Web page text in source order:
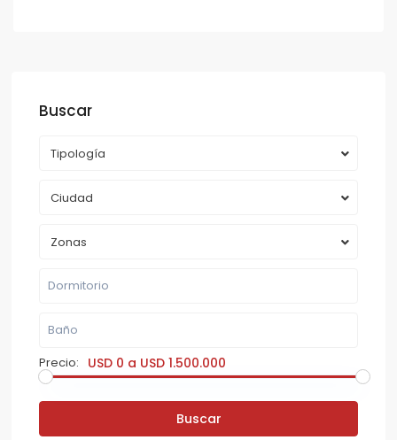
Buscar
Tipología
Ciudad
Zonas
Precio: USD 0 a USD 1.500.000
Buscar